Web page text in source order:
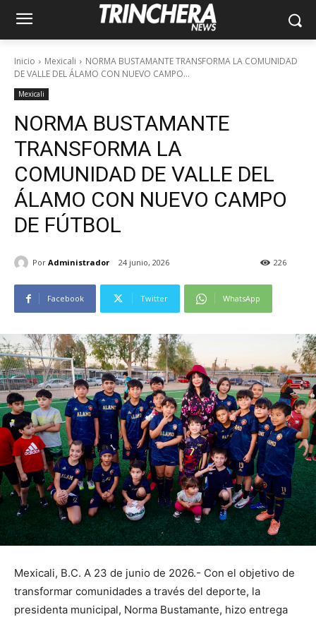
Inicio Mexicali
NORMA BUSTAMANTE TRANSFORMA LA COMUNIDAD
DE VALLE DEL ÁLAMO CON NUEVO CAMPO...
Mexicali
NORMA BUSTAMANTE
TRANSFORMA LA
COMUNIDAD DE VALLE DEL
ÁLAMO CON NUEVO CAMPO
DE FÚTBOL
Por Administrador 24 junio, 2026 226
Facebook Twitter WhatsApp
Mexicali, B.C. A 23 de junio de 2026.- Con el objetivo de
transformar comunidades a través del deporte, la
presidenta municipal, Norma Bustamante, hizo entrega